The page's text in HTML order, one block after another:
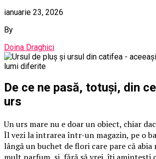
ianuarie 23, 2026
By
Doina Draghici
De ce ne pasă, totuși, din
urs
Un urs mare nu e doar un obiect, chiar
Îl vezi la intrarea într-un magazin, pe o
lângă un buchet de flori care pare că abia